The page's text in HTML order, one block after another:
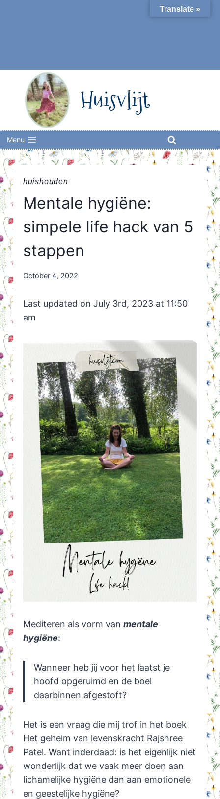
Huisvlijt
Menu
huishouden
Mentale hygiëne:
simpele life hack van 5
stappen
By
October 4, 2022
Last updated on July 3rd, 2023 at 11:50
am
Mediteren als vorm van mentale
hygiëne:
Wanneer heb jij voor het laatst je
hoofd opgeruimd en de boel
daarbinnen afgestoft?
Het is een vraag die mij trof in het boek
Het geheim van levenskracht Rajshree
Patel. Want inderdaad: is het eigenlijk niet
wonderlijk dat we vaak meer doen aan
lichamelijke hygiëne dan aan emotionele
en geestelijke hygiëne?
Translate »